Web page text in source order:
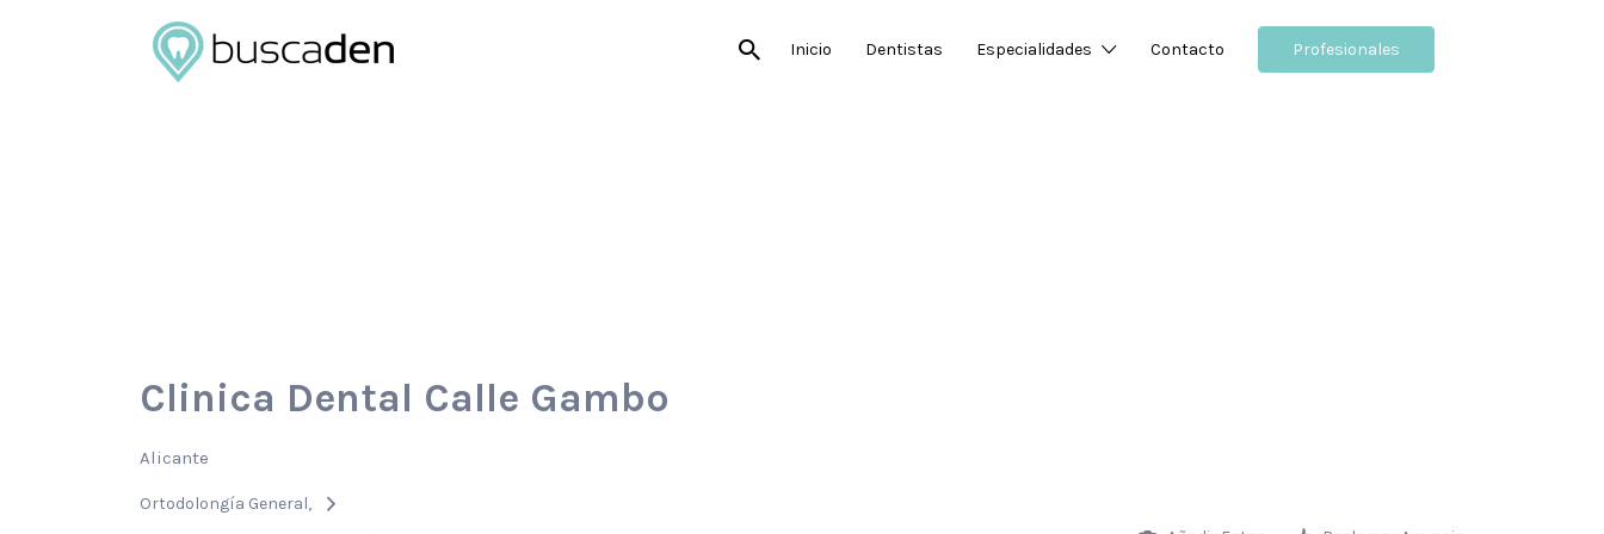
Inicio Dentistas Especialidades Contacto Profesionales
Buscar
por:
Clinica Dental Calle Gambo
Alicante
Ortodolongía General